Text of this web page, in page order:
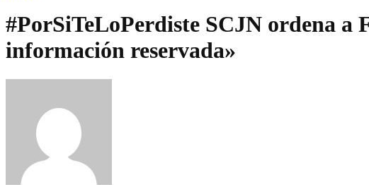
#PorSiTeLoPerdiste SCJN ordena a
información reservada»